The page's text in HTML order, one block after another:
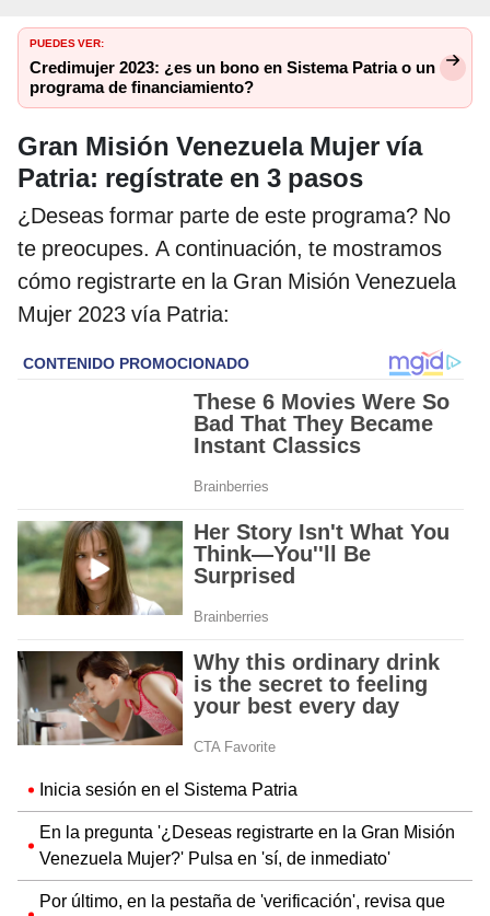
PUEDES VER:
Credimujer 2023: ¿es un bono en Sistema Patria o un
programa de financiamiento?
Gran Misión Venezuela Mujer vía
Patria: regístrate en 3 pasos
¿Deseas formar parte de este programa? No
te preocupes. A continuación, te mostramos
cómo registrarte en la Gran Misión Venezuela
Mujer 2023 vía Patria:
Inicia sesión en el Sistema Patria
En la pregunta '¿Deseas registrarte en la Gran Misión
Venezuela Mujer?' Pulsa en 'sí, de inmediato'
Por último, en la pestaña de 'verificación', revisa que